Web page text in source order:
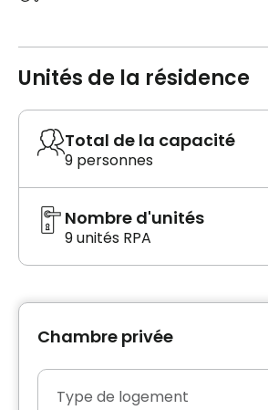
Unités de la résidence
Total de la capacité
9 personnes
Nombre d'unités
9 unités RPA
Chambre privée
Type de logement